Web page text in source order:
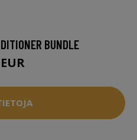
BUNDLE